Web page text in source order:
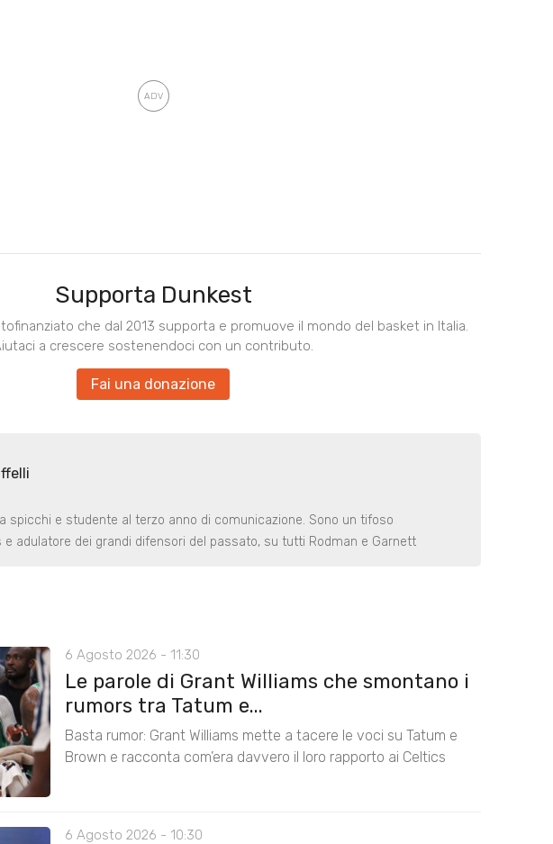
Supporta Dunkest
che dal 2013 supporta e promuove il mondo del basket in Italia.
a crescere sostenendoci con un contributo.
Fai una donazione
spicchi e studente al terzo anno di comunicazione. Sono un tifoso
e adulatore dei grandi difensori del passato, su tutti Rodman e Garnett
6 Agosto 2026 - 11:30
Le parole di Grant Williams che smontano i
rumors tra Tatum e...
Basta rumor: Grant Williams mette a tacere le voci su Tatum e
Brown e racconta com’era davvero il loro rapporto ai Celtics
6 Agosto 2026 - 10:30